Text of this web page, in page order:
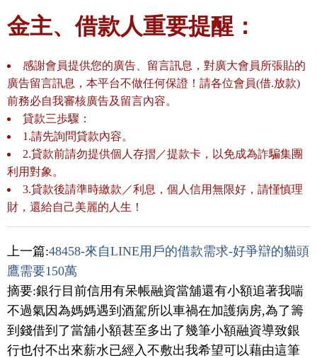
金主、借款人重要提醒：
感謝會員提供您的廣告、留言訊息，對廣大會員所張貼的
廣告留言訊息，本平台不做任何保證！請各位會員(借.放款)
前務必自我審核廣告及留言內容。
貸款三歩驟：
1.請先詢問貸款內容。
2.貸款前請勿提供個人存摺／提款卡，以免成為詐騙集團
利用對象。
3.貸款後請準時繳款／利息，個人信用無限好，請慬慎理
財，還給自己美麗的人生！
上一篇:48458-來自LINE用戶的借款需求-好爭辯的貓頭
鷹需要150萬
摘要:銀行目前信用有呆帳融資當舖還有小額追著我喘
不過氣因為媽媽遇到酒駕所以車禍在加護病房,為了籌
到錢借到了當舖小額甚至多出了幾筆小額融資導致銀
行也付不出來薪水已經入不敷出我希望可以藉由這筆